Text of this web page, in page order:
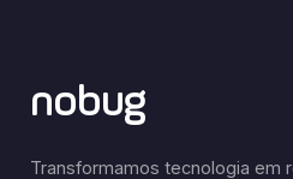
nobug
Transformamos tecnologia em